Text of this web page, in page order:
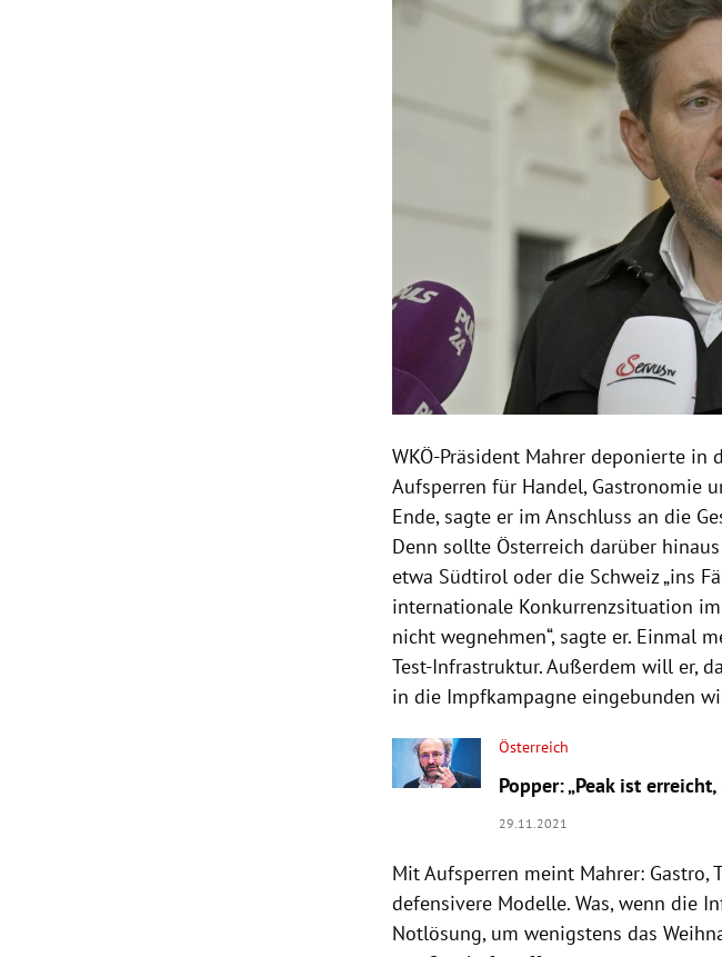
WKÖ-Präsident Mahrer deponierte in
Aufsperren für Handel, Gastronomie
Ende, sagte er im Anschluss an die
Denn sollte Österreich darüber
etwa Südtirol oder die Schweiz „ins
internationale Konkurrenzsituation im
nicht wegnehmen“, sagte er. Einmal
Test-Infrastruktur. Außerdem will er,
in die Impfkampagne eingebunden
Österreich
Popper: „Peak ist
29.11.2021
Mit Aufsperren meint Mahrer: Gastro,
defensivere Modelle. Was, wenn die
Notlösung, um wenigstens das